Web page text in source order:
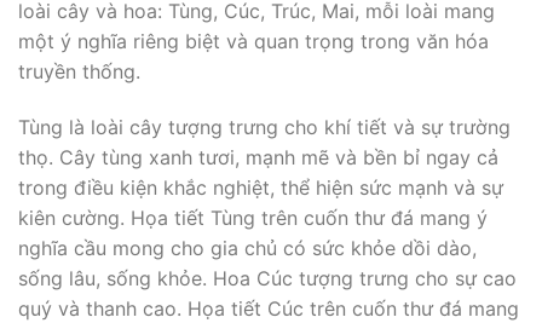
loài cây và hoa: Tùng, Cúc, Trúc, Mai, mỗi loài mang
một ý nghĩa riêng biệt và quan trọng trong văn hóa
truyền thống.
Tùng là loài cây tượng trưng cho khí tiết và sự trường
thọ. Cây tùng xanh tươi, mạnh mẽ và bền bỉ ngay cả
trong điều kiện khắc nghiệt, thể hiện sức mạnh và sự
kiên cường. Họa tiết Tùng trên cuốn thư đá mang ý
nghĩa cầu mong cho gia chủ có sức khỏe dồi dào,
sống lâu, sống khỏe. Hoa Cúc tượng trưng cho sự cao
quý và thanh cao. Họa tiết Cúc trên cuốn thư đá mang